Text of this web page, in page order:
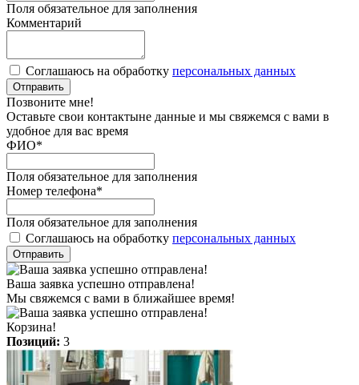
Поля обязательное для заполнения
Комментарий
Соглашаюсь на обработку персональных данных
Отправить
Позвоните мне!
Оставьте свои контактыне данные и мы свяжемся с вами в
удобное для вас время
ФИО*
Поля обязательное для заполнения
Номер телефона*
Поля обязательное для заполнения
Соглашаюсь на обработку персональных данных
Отправить
Ваша заявка успешно отправлена!
Мы свяжемся с вами в ближайшее время!
Корзина!
Позиций: 3